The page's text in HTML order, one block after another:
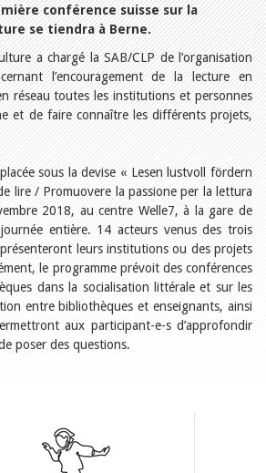
conférence suisse sur la
se tiendra à Berne.
a chargé la SAB/CLP de l’organisation
l’encouragement de la lecture en
réseau toutes les institutions et personnes
et de faire connaître les différents projets,
sous la devise « Lesen lustvoll fördern
lire / Promuovere la passione per la lettura
2018, au centre Welle7, à la gare de
entière. 14 acteurs venus des trois
leurs institutions ou des projets
le programme prévoit des conférences
dans la socialisation littérale et sur les
entre bibliothèques et enseignants, ainsi
aux participant-e-s d’approfondir
poser des questions.